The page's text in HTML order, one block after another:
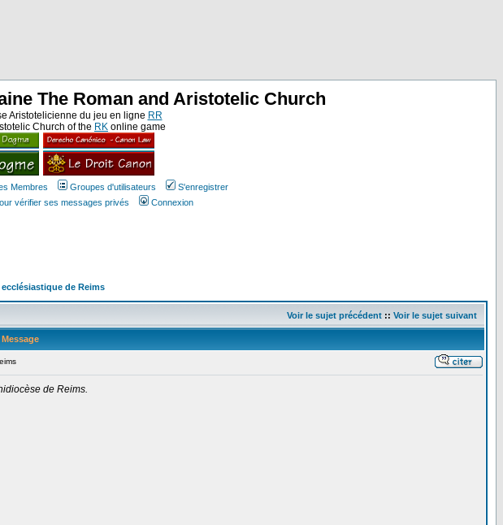
The Roman and Aristotelic Church
Aristotelicienne du jeu en ligne RR
Church of the RK online game
Membres Groupes d'utilisateurs
S'enregistrer
vérifier ses messages privés Connexion
de Reims
Voir le sujet précédent :: Voir le sujet suivant
Message
de Reims.